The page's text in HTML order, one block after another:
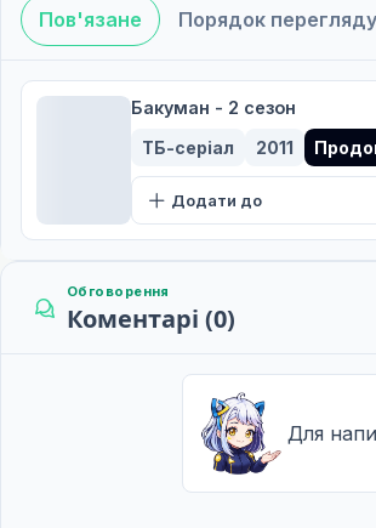
Жаль і задоволення
27 лист. 2010
10 і 2
Шоколад і NEXT!
11 груд. 2010
Перші результати та
Битви та копіювання
Дебют і нетерпіння
Пов'язане Порядок перегляду
Бакуман - 2 сезон
ТБ-серіал
2011
Додати до
Обговорення
Коментарі (0)
Для